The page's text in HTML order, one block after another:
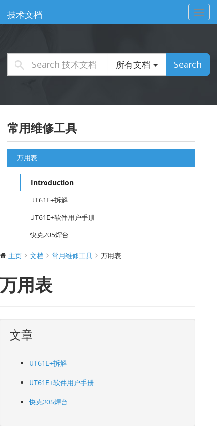
技术文档
所有文档 Search
常用维修工具
万用表
Introduction
UT61E+拆解
UT61E+软件用户手册
快克205焊台
主页 文档 常用维修工具 万用表
万用表
文章
UT61E+拆解
UT61E+软件用户手册
快克205焊台